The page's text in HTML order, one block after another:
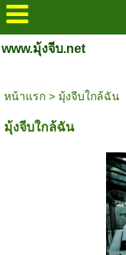
www.มุ้งจีบ.net
หน้าแรก> มุ้งจีบใกล้ฉัน
มุ้งจีบใกล้ฉัน